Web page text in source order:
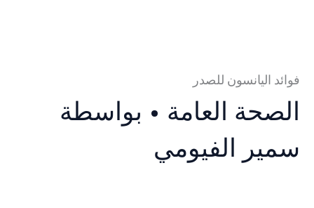
فوائد اليانسون للصدر
الصحة العامة • بواسطة
سمير الفيومي